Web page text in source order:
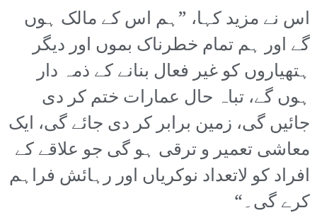
اس نے مزید کہا، ”ہم اس کے مالک ہوں
گے اور ہم تمام خطرناک بموں اور دیگر
ہتھیاروں کو غیر فعال بنانے کے ذمہ دار
ہوں گے، تباہ حال عمارات ختم کر دی
جائیں گی، زمین برابر کر دی جائے گی، ایک
معاشی تعمیر و ترقی ہو گی جو علاقے کے
افراد کو لاتعداد نوکریاں اور رہائش فراہم
کرے گی۔“